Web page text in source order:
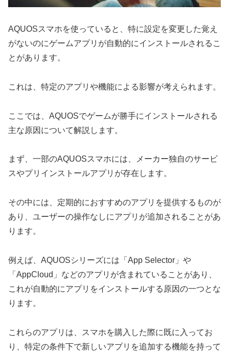
AQUOSスマホを使っていると、特に設定を変更した覚え
がないのにゲームアプリが自動的にインストールされるこ
とがあります。
これは、特定のアプリや機能による影響が考えられます。
ここでは、AQUOSでゲームが勝手にインストールされる
主な原因について解説します。
まず、一部のAQUOSスマホには、メーカー独自のサービ
スやプリインストールアプリが存在します。
その中には、定期的におすすめのアプリを提供するものが
あり、ユーザーの操作なしにアプリが追加されることがあ
ります。
例えば、AQUOSシリーズには「App Selector」や
「AppCloud」などのアプリが含まれていることがあり、
これが自動的にアプリをインストールする原因の一つとな
ります。
これらのアプリは、スマホを購入した際に既に入ってお
り、特定の条件下で新しいアプリを追加する機能を持って